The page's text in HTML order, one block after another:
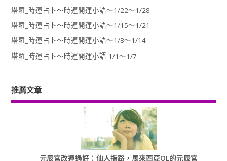
塔羅_時運占卜～時運開運小語～1/22～1/28
塔羅_時運占卜～時運開運小語～1/15～1/21
塔羅_時運占卜～時運開運小語～1/8～1/14
塔羅_時運占卜～時運開運小語 1/1～1/7
推薦文章
元辰宮改運過好：仙人指路，馬來西亞OL的元辰宮